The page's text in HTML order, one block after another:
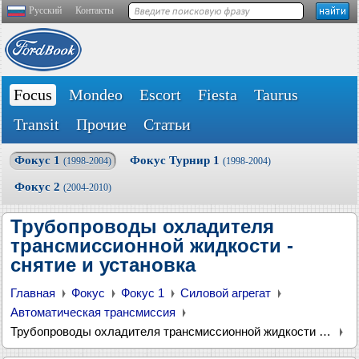
Русский Контакты
Focus Mondeo Escort Fiesta
Taurus
Transit
Прочие Статьи
Фокус 1 (1998-2004) Фокус Турнир 1 (1998-2004)
Фокус 2 (2004-2010)
Трубопроводы охладителя
трансмиссионной жидкости -
снятие и установка
Главная Фокус Фокус 1
Силовой агрегат
Автоматическая трансмиссия
Трубопроводы охладителя трансмиссионной жидкости - снятие и установка